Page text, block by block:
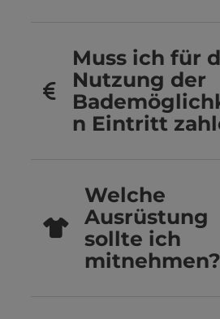
Muss ich für
Nutzung der
n Eintritt
Welche
Ausrüstung
sollte ich
mitnehmen?